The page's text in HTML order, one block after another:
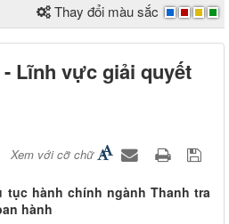
Thay đổi màu sắc
- Lĩnh vực giải quyết
Xem với cỡ chữ
tục hành chính ngành Thanh tra
hành